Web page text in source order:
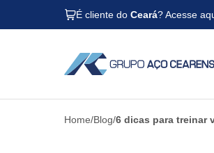
É cliente doCeará? Acesse
Home Blog 6 dicas para treinar